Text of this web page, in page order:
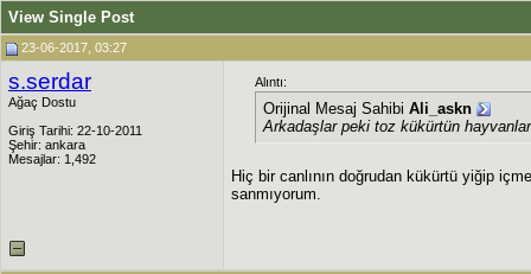
View Single Post
23-06-2017, 03:27
s.serdar
Ağaç Dostu
Giriş Tarihi: 22-10-2011
Şehir: ankara
Mesajlar: 1,492
Alıntı:
Orijinal Mesaj Sahibi Ali_askn
Arkadaşlar peki toz kükürtün
Hiç bir canlının doğrudan kükürtü yiğip
sanmıyorum.